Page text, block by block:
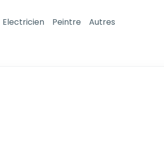
Electricien Peintre Autres